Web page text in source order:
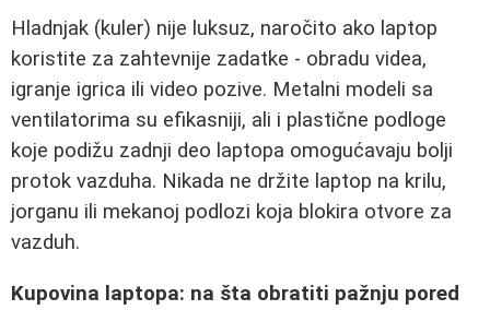
Hladnjak (kuler) nije luksuz, naročito ako laptop
koristite za zahtevnije zadatke - obradu videa,
igranje igrica ili video pozive. Metalni modeli sa
ventilatorima su efikasniji, ali i plastične podloge
koje podižu zadnji deo laptopa omogućavaju bolji
protok vazduha. Nikada ne držite laptop na krilu,
jorganu ili mekanoj podlozi koja blokira otvore za
vazduh.
Kupovina laptopa: na šta obratiti pažnju pored